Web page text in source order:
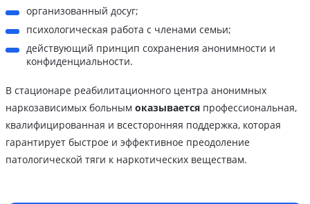
организованный досуг;
психологическая работа с членами семьи;
действующий принцип сохранения анонимности и
конфиденциальности.
В стационаре реабилитационного центра анонимных
наркозависимых больным оказывается профессиональная,
квалифицированная и всесторонняя поддержка, которая
гарантирует быстрое и эффективное преодоление
патологической тяги к наркотических веществам.